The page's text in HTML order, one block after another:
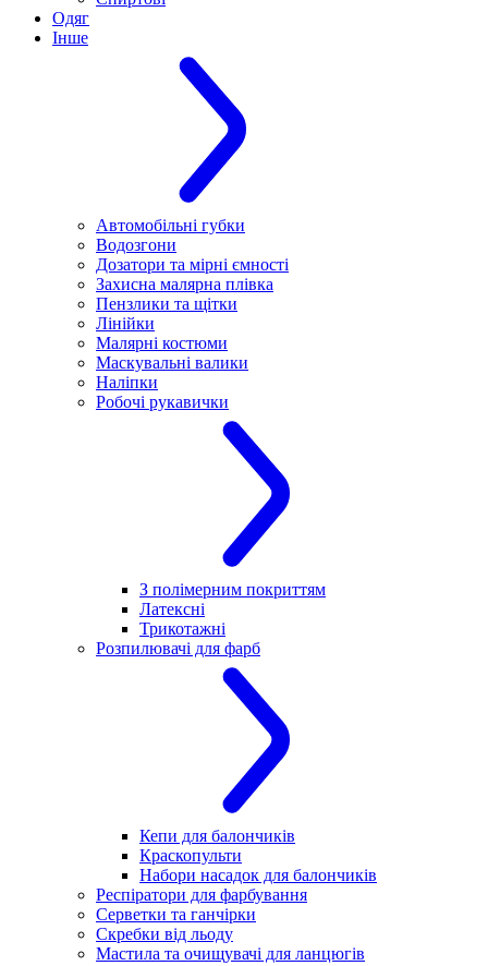
Одяг
Інше
Автомобільні губки
Водозгони
Дозатори та мірні ємності
Захисна малярна плівка
Пензлики та щітки
Лінійки
Малярні костюми
Маскувальні валики
Наліпки
Робочі рукавички
З полімерним покриттям
Латексні
Трикотажні
Розпилювачі для фарб
Кепи для балончиків
Краскопульти
Набори насадок для балончиків
Респіратори для фарбування
Серветки та ганчірки
Скребки від льоду
Мастила та очищувачі для ланцюгів